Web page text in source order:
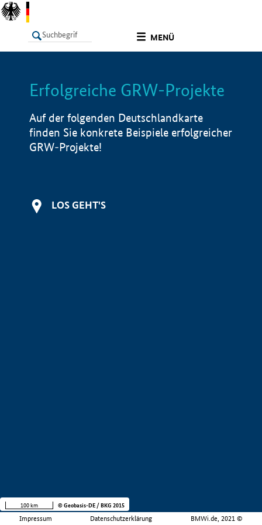
MENÜ
LISTE Info
Erfolgreiche GRW-Projekte
Auf der folgenden Deutschlandkarte
finden Sie konkrete Beispiele erfolgreicher
GRW-Projekte!
LOS GEHT'S
Impressum Datenschutzerklärung BMWi.de, 2021 ©
100 km © Geobasis-DE / BKG 2015